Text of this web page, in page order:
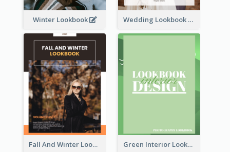
Winter Lookbook Wedding Lookbook
Fall And Winter Lookbook Green Interior Lookbook